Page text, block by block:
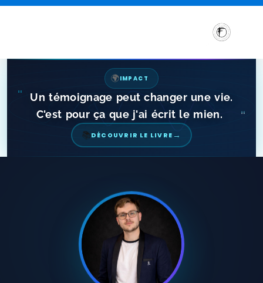
🌍IMPACT
"
Un témoignage peut changer une vie.
C'est pour ça que j'ai écrit le mien.
"
📚DÉCOUVRIR LE LIVRE →
Sensibilisation et Conférences sur les troubles DYS
Formations aux troubles DYS
Consulting Accessibilité - Spécialité "Troubles DYS"